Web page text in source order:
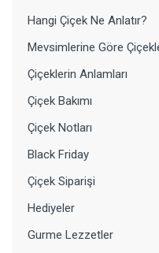
Hangi Çiçek Ne Anlatır?
Mevsimlerine Göre
Çiçeklerin Anlamları
Çiçek Bakımı
Çiçek Notları
Black Friday
Çiçek Siparişi
Hediyeler
Gurme Lezzetler